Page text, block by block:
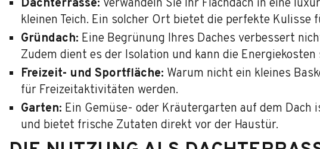
Dachterrasse: Verwandeln Sie Ihr Flachdach in eine
kleinen Teich. Ein solcher Ort bietet die perfekte
Gründach: Eine Begrünung Ihres Daches verbessert
Zudem dient es der Isolation und kann die Energiekosten
Freizeit- und Sportfläche: Warum nicht ein kleines
für Freizeitaktivitäten werden.
Garten: Ein Gemüse- oder Kräutergarten auf dem
und bietet frische Zutaten direkt vor der Haustür.